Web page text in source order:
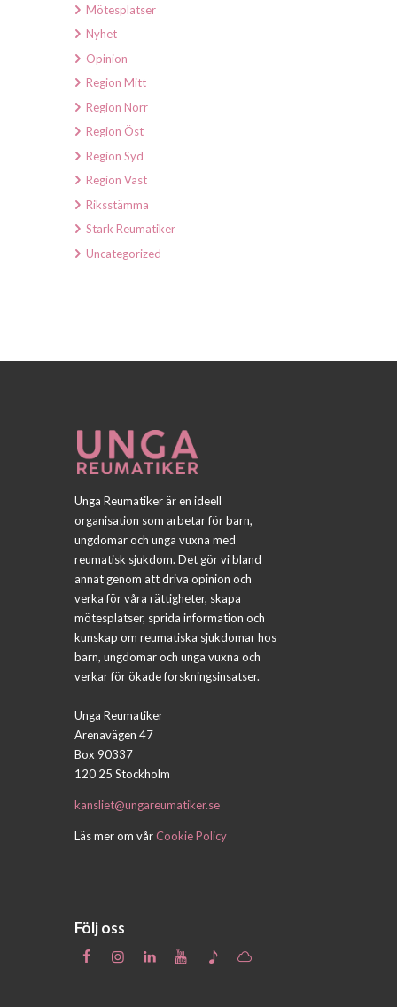
Mötesplatser
Nyhet
Opinion
Region Mitt
Region Norr
Region Öst
Region Syd
Region Väst
Riksstämma
Stark Reumatiker
Uncategorized
Unga Reumatiker är en ideell
organisation som arbetar för barn,
ungdomar och unga vuxna med
reumatisk sjukdom. Det gör vi bland
annat genom att driva opinion och
verka för våra rättigheter, skapa
mötesplatser, sprida information och
kunskap om reumatiska sjukdomar hos
barn, ungdomar och unga vuxna och
verkar för ökade forskningsinsatser.
Unga Reumatiker
Arenavägen 47
Box 90337
120 25 Stockholm
kansliet@ungareumatiker.se
Läs mer om vårCookie Policy
Följ oss